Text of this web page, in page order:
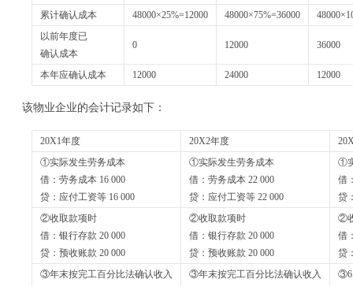
累计确认成本
48000×25%=12000 48000×75%=36000
以前年度已
确认成本
0 12000 36000
本年应确认成本 12000 24000 12000
该物业企业的会计记录如下：
20X1年度 20X2年度
①实际发生劳务成本
借：劳务成本 16 000
贷：应付工资等 16 000
①实际发生劳务成本
借：劳务成本 22 000
贷：应付工资等 22 000
①
借
贷
②收取款项时
借：银行存款 20 000
贷：预收账款 20 000
②收取款项时
借：银行存款 20 000
贷：预收账款 20 000
②
借
贷
③年末按完工百分比法确认收入
③年末按完工百分比法确认收入
③6